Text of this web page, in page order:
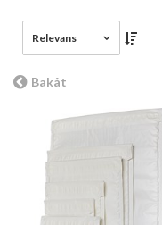
Relevans
Bakåt